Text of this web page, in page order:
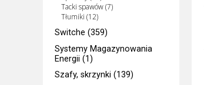
Tacki spawów (7)
Tłumiki (12)
Switche (359)
Systemy Magazynowania
Energii (1)
Szafy, skrzynki (139)